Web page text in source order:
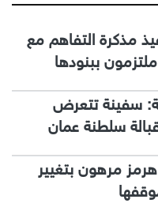
مذكرة التفاهم مع
ببنودها
سفينة تتعرض
سلطنة عمان
مرهون بتغيير